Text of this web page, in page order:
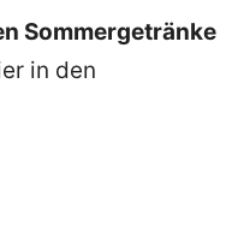
Sommergetränke
in den